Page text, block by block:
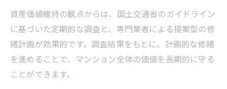
資産価値維持の観点からは、国土交通省のガイドライン
に基づいた定期的な調査と、専門業者による提案型の修
繕計画が効果的です。調査結果をもとに、計画的な修繕
を進めることで、マンション全体の価値を長期的に守る
ことができます。